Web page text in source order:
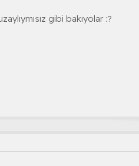
gibi bakıyolar :?